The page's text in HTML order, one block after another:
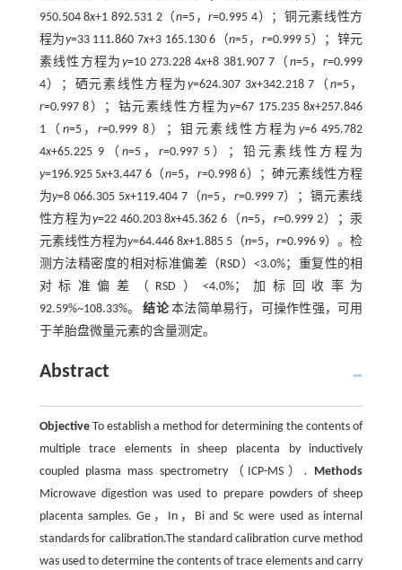
950.504 8x+1 892.531 2（n=5，r=0.995 4）；铜元素线性方
程为y=33 111.860 7x+3 165.130 6（n=5， r=0.999 5）；锌元
素线性方程为 y=10 273.228 4x+8 381.907 7（ n=5，r=0.999
4）；硒元素线性方程为y=624.307 3x+342.218 7（ n=5，
r=0.997 8）；钴元素线性方程为y=67 175.235 8x+257.846
1（ n=5，r=0.999 8）；钼元素线性方程为 y=6 495.782
4x+65.225 9（ n=5， r=0.997 5）；铅元素线性方程为
y=196.925 5x+3.447 6（n=5， r=0.998 6）；砷元素线性方程
为y=8 066.305 5x+119.404 7（n=5， r=0.999 7）；镉元素线
性方程为y=22 460.203 8x+45.362 6（n=5，r=0.999 2）；汞
元素线性方程为y=64.446 8x+1.885 5（n=5，r=0.996 9）。检
测方法精密度的相对标准偏差（RSD）<3.0%；重复性的相
对标准偏差（RSD）<4.0%；加标回收率为
92.59%~108.33%。结论本法简单易行，可操作性强，可用
于羊胎盘微量元素的含量测定。
Abstract
ObjectiveTo establish a method for determining the contents of
multiple trace elements in sheep placenta by inductively
coupled plasma mass spectrometry（ICP-MS）. Methods
Microwave digestion was used to prepare powders of sheep
placenta samples. Ge，In，Bi and Sc were used as internal
standards for calibration.The standard calibration curve method
was used to determine the contents of trace elements and carry